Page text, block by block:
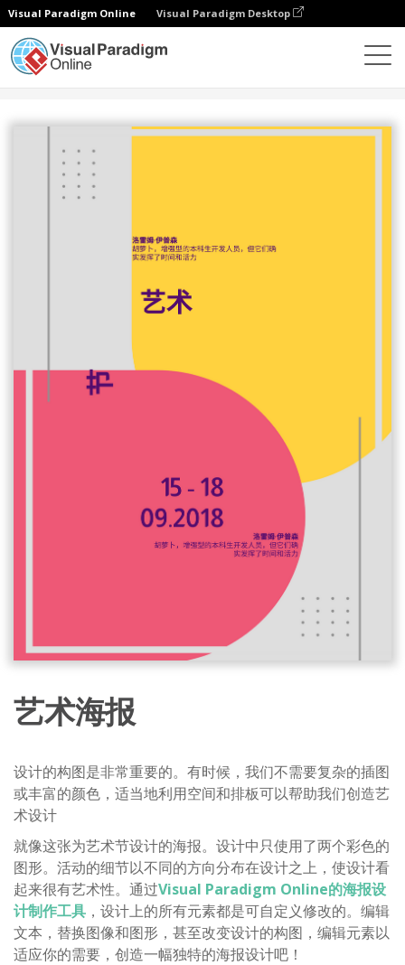
Visual Paradigm Online Visual Paradigm Desktop
艺术海报
设计的构图是非常重要的。有时候，我们不需要复杂的插图
或丰富的颜色，适当地利用空间和排板可以帮助我们创造艺
术设计
就像这张为艺术节设计的海报。设计中只使用了两个彩色的
图形。活动的细节以不同的方向分布在设计之上，使设计看
起来很有艺术性。通过Visual Paradigm Online的海报设
计制作工具 ，设计上的所有元素都是可自定义修改的。编辑
文本，替换图像和图形，甚至改变设计的构图，编辑元素以
适应你的需要，创造一幅独特的海报设计吧！